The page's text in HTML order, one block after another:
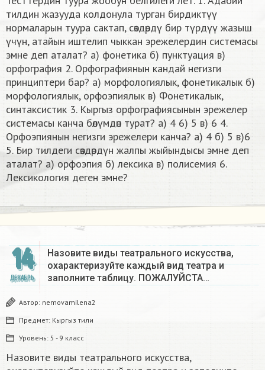
тилдин жазууда колдонула турган бирдиктүү
нормаларын туура сактап, сөздөрдү бир түрдүү жазыш
үчүн, атайын иштелип чыккан эрежелердин системасы
эмне деп аталат? а) фонетика б) пунктуация в)
орфография 2. Орфографиянын кандай негизги
принциптери бар? а) морфологиялык, фонетикалык б)
морфологиялык, орфоэпиялык в) Фонетикалык,
синтаксистик 3. Кыргыз орфографиясынын эрежелер
системасы канча бөлүмдөн турат? a) 4 6) 5 в) 6 4.
Орфоэпиянын негизги эрежелери канча? а) 4 б) 5 в)6
5. Бир тилдеги сөздөрдүн жалпы жыйындысы эмне деп
аталат? а) орфоэпия б) лексика в) полисемия 6.
Лексикология деген эмне?​
14
ДЕКАБРЬ
Назовите виды театрального искусства,
охарактеризуйте каждый вид театра и
заполните таблицу. ПОЖАЛУЙСТА…
Автор: nemovamilena2
Предмет: Кыргыз тили
Уровень: 5 - 9 класс
Назовите виды театрального искусства,